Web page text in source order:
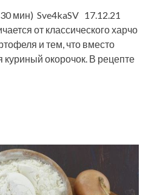
мин) Sve4kaSV 17.12.21
от классического харчо
и тем, что вместо
куриный окорочок. В рецепте